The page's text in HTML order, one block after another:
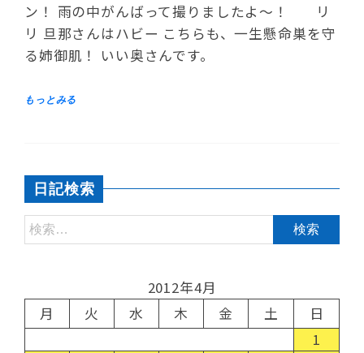
ン！ 雨の中がんばって撮りましたよ〜！ リ
リ 旦那さんはハビー こちらも、一生懸命巣を守
る姉御肌！ いい奥さんです。
日記検索
2012年4月
月
火 水 木 金 土
日
1